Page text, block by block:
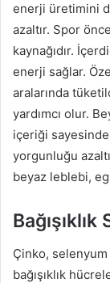
enerji üretimini
azaltır. Spor
kaynağıdır.
enerji sağlar.
aralarında
yardımcı olur.
içeriği
yorgunluğu
beyaz leblebi,
Çinko,
bağışıklık